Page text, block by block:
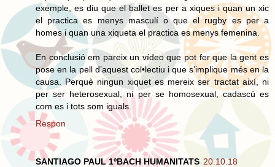
exemple, es diu que el ballet es per a xiques i quan un xic
el practica es menys masculí o que el rugby es per a
homes i quan una xiqueta el practica es menys femenina.
En conclusió em pareix un vídeo que pot fer que la gent es
pose en la pell d’aquest col•lectiu i que s’implique més en la
causa. Perquè ningun xiquet es mereix ser tractat així, ni
per ser heterosexual, ni per se homosexual, cadascú es
com es i tots som iguals.
Respon
SANTIAGO PAUL 1ºBACH HUMANITATS 20.10.18